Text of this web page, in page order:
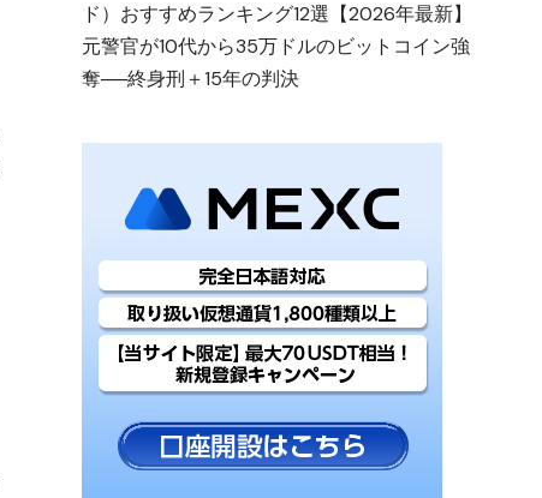
ド）おすすめランキング12選【2026年最新】
元警官が10代から35万ドルのビットコイン強
奪──終身刑＋15年の判決